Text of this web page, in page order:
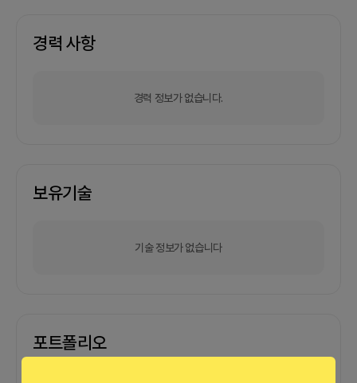
경력 사항
경력 정보가 없습니다.
보유기술
기술 정보가 없습니다
포트폴리오